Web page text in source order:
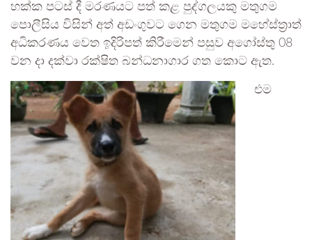
හක්ක පටස් දී මරණයට පත් කළ පුද්ගලයකු මතුගම
පොලීසිය විසින් අත් අඩංගුවට ගෙන මතුගම මහේස්ත්‍රාත්
අධිකරණය වෙත ඉදිරිපත් කිරීමෙන් පසුව අගෝස්තු 08
වන දා දක්වා රක්ෂිත බන්ධනාගාර ගත කොට ඇත.
එම